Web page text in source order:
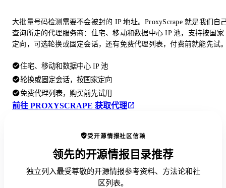
大批量号码检测需要不会被封的 IP 地址。ProxyScrape 就是我们自
查询所走的代理服务商：住宅、移动和数据中心 IP 池，支持按国家
定向，可选轮换或固定会话，还有免费代理列表，付费前就能先试
住宅、移动和数据中心 IP 池
轮换或固定会话，按国家定向
免费代理列表，购买前先试用
前往 PROXYSCRAPE 获取代理
受开源情报社区信赖
领先的开源情报目录推荐
独立列入最受尊敬的开源情报参考资料、方法论和社
区列表。